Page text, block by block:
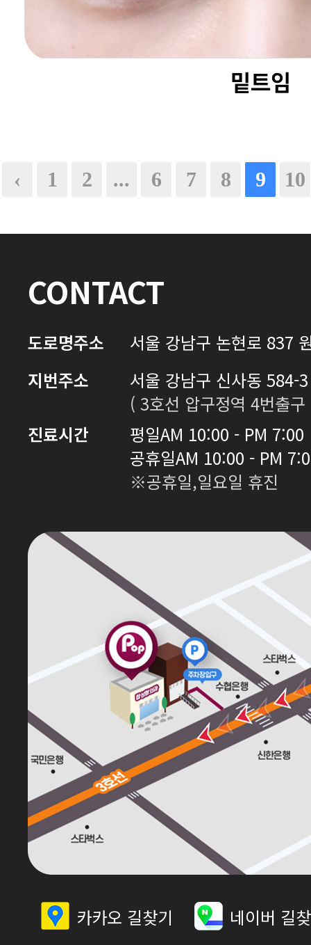
밑트임
‹ 1 2 ... 6 7 8 9 10
CONTACT
도로명주소
서울 강남구 논현로 837
지번주소
서울 강남구 신사동 584-
( 3호선 압구정역 4번출
진료시간
평일AM 10:00 - PM 7:00
공휴일AM 10:00 - PM
※공휴일,일요일 휴진
카카오 길찾기 네이버 길